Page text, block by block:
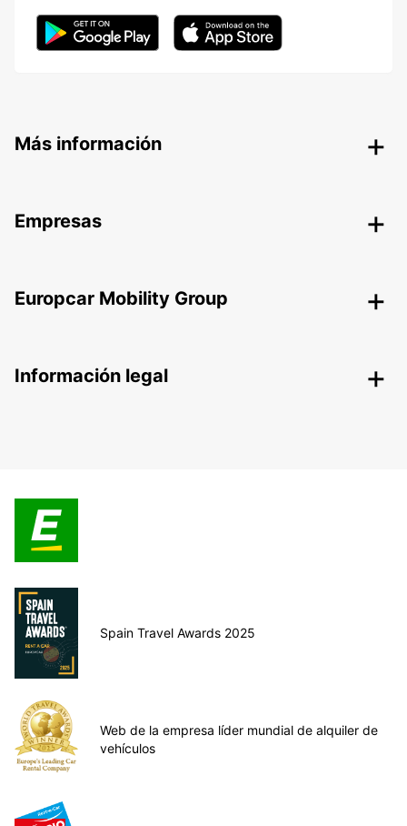
Más información
Empresas
Europcar Mobility Group
Información legal
Spain Travel Awards 2025
Web de la empresa líder mundial de alquiler de
vehículos